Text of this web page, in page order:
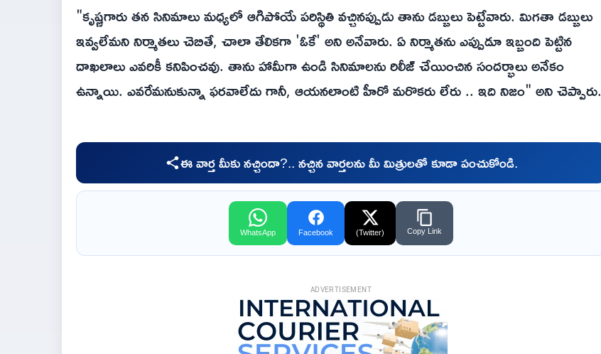
"కృష్ణగారు తన సినిమాలు మధ్యలో ఆగిపోయే పరిస్థితి వచ్చినప్పుడు తాను డబ్బులు పెట్టేవారు. మిగతా డబ్బులు
ఇవ్వలేమని నిర్మాతలు చెబితే, చాలా తేలికగా 'ఓకే' అని అనేవారు. ఏ నిర్మాతను ఎప్పుడూ ఇబ్బంది పెట్టిన
దాఖలాలు ఎవరికీ కనిపించవు. తాను హామీగా ఉండి సినిమాలను రిలీజ్ చేయించిన సందర్భాలు అనేకం
ఉన్నాయి. ఎవరేమనుకున్నా ఫరవాలేదు గానీ, ఆయనలాంటి హీరో మరొకరు లేరు .. ఇది నిజం" అని చెప్పారు.
ఈ వార్త మీకు నచ్చిందా?.. నచ్చిన వార్తలను మీ మిత్రులతో కూడా పంచుకోండి.
WhatsApp Facebook (Twitter) Copy Link
ADVERTISEMENT